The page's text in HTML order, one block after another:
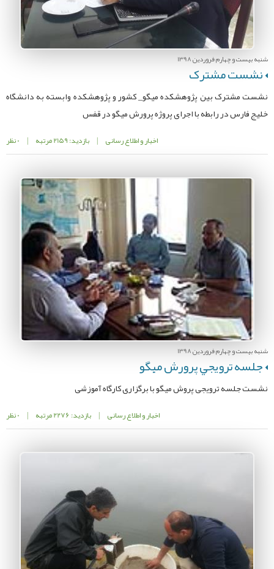
شنبه بیست و چهارم فروردین 1398
نشست مشترک
نشست مشترک بین پژوهشکده میگو_ کشور و پژوهشکده وابسته به دانشگاه
خلیج فارس در رابطه با اجرای پروژه پرورش میگو در قفس
اخبار و اطلاع رسانی | بازدید: 2159 مرتبه | 0 نظر
شنبه بیست و چهارم فروردین 1398
جلسه ترويجي پرورش ميگو
نشست جلسه ترويجی پروش ميگو با برگزاری کارگاه آموزشی
اخبار و اطلاع رسانی | بازدید: 2276 مرتبه | 0 نظر